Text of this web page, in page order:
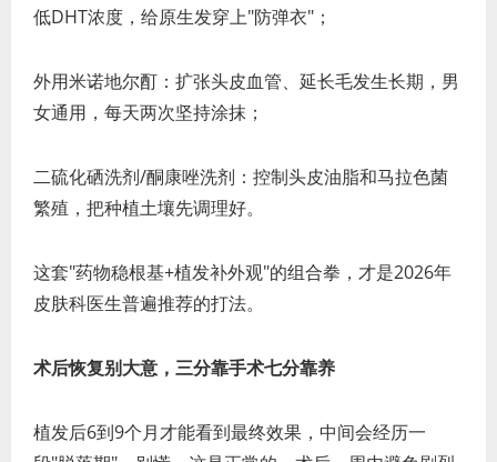
低DHT浓度，给原生发穿上"防弹衣"；
外用米诺地尔酊：扩张头皮血管、延长毛发生长期，男
女通用，每天两次坚持涂抹；
二硫化硒洗剂/酮康唑洗剂：控制头皮油脂和马拉色菌
繁殖，把种植土壤先调理好。
这套"药物稳根基+植发补外观"的组合拳，才是2026年
皮肤科医生普遍推荐的打法。
术后恢复别大意，三分靠手术七分靠养
植发后6到9个月才能看到最终效果，中间会经历一